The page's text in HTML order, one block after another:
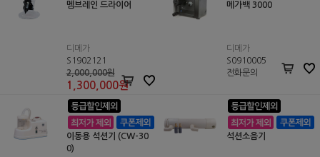
멤브레인 드라이어
디메가
S1902121
2,000,000원
1,300,000원
메가백 3000
디메가
S0910005
전화문의
이동용 석션기 (CW-30
0)
석션소음기